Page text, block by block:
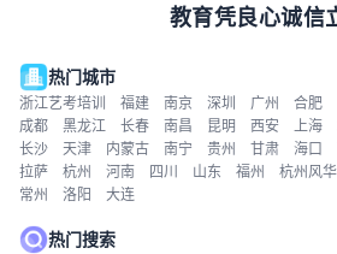
教育凭良心诚信
热门城市
浙江艺考培训 福建 南京 深圳 广州 合肥
成都
黑龙江 长春 南昌 昆明 西安 上海
长沙
天津 内蒙古 南宁 贵州 甘肃 海口
拉萨
杭州 河南 四川 山东 福州 杭州风
常州
洛阳 大连
热门搜索